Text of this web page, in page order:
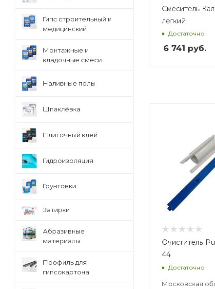
Смеситель
легкий
Достаточно
6 741 руб.
Очиститель
44
Достаточно
Московская
Гипс строительный и
медицинский
Монтажные и
кладочные смеси
Наливные полы
Шпаклёвка
Плиточный клей
Гидроизоляция
Грунтовки
Затирки
Абразивные
материалы
Профиль для
гипсокартона